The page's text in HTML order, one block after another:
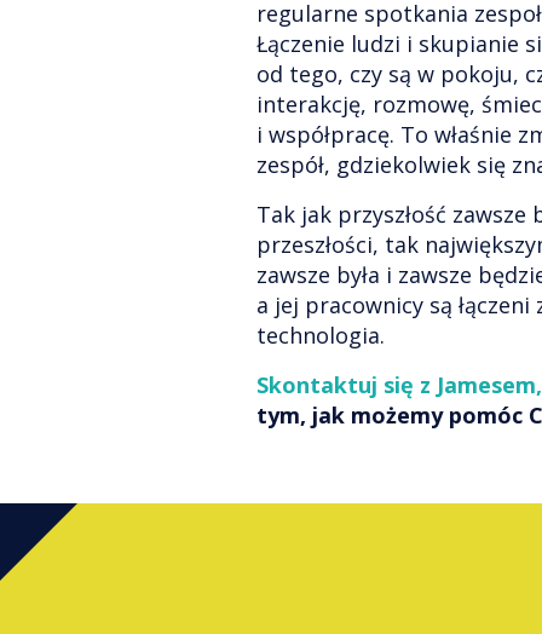
regularne spotkania
Łączenie ludzi i skupianie
od tego, czy są w pokoju,
interakcję, rozmowę,
i współpracę. To właśnie
zespół, gdziekolwiek się
Tak jak przyszłość zawsze
przeszłości, tak
zawsze była i zawsze
a jej pracownicy są
technologia.
Skontaktuj się z Jamesem,
tym, jak możemy pomóc